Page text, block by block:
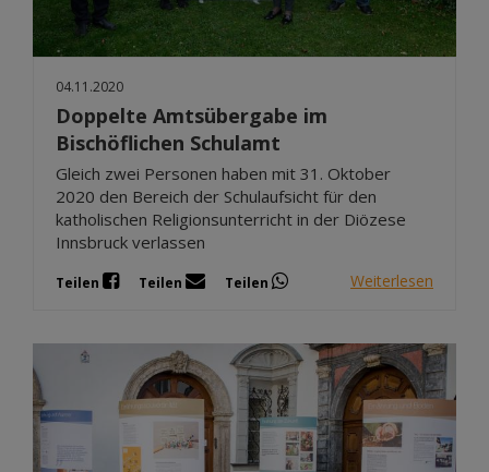
04.11.2020
Doppelte Amtsübergabe im
Bischöflichen Schulamt
Gleich zwei Personen haben mit 31. Oktober
2020 den Bereich der Schulaufsicht für den
katholischen Religionsunterricht in der Diözese
Innsbruck verlassen
Teilen Teilen Teilen Weiterlesen